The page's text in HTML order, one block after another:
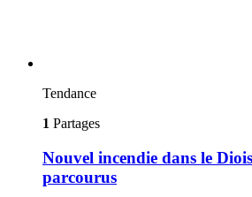
Tendance
1 Partages
Nouvel incendie dans le
parcourus